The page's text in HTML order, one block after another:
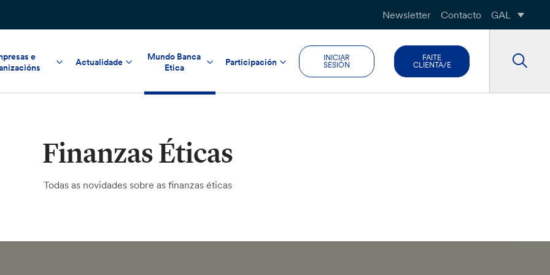
Newsletter Contacto GAL
e
Actualidade
Mundo Banca
Etica
Participación
INICIAR
SESIÓN
FAITE
CLIENTA/E
Finanzas Éticas
Todas as novidades sobre as finanzas éticas